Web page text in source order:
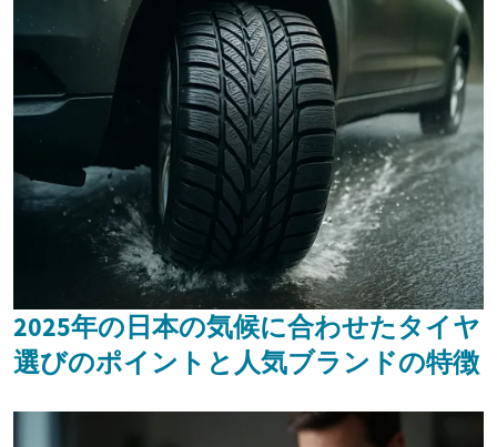
2025年の日本の気候に合わせたタイヤ
選びのポイントと人気ブランドの特徴